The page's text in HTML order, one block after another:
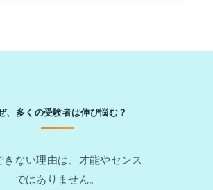
、多くの受験者は伸び悩む？
きない理由は、才能やセンス
ではありません。